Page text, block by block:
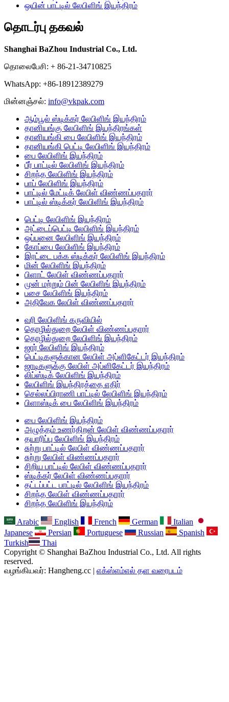
ஒயின் பாட்டில் லேபிளிங் இயந்திரம்
தொடர்பு தகவல்
Shanghai BaZhou Industrial Co., Ltd.
தொலைபேசி: + 86-21-34710825
WhatsApp: +86-18912389279
மின்னஞ்சல்: info@vkpak.com
ஆம்பூல் ஸ்டிக்கர் லேபிளிங் இயந்திரம்
தானியங்கு லேபிளிங் இயந்திரங்கள்
தானியங்கி பை லேபிளிங் இயந்திரம்
தானியங்கி பெட்டி லேபிளிங் இயந்திரம்
பை லேபிளிங் இயந்திரம்
பீர் பாட்டில் லேபிளிங் இயந்திரம்
சிறந்த லேபிளிங் இயந்திரம்
பாப் லேபிளிங் இயந்திரம்
பாட்டில் மேட்டிக் லேபிள் விண்ணப்பதாரர்
பாட்டில் ஸ்டிக்கர் லேபிளிங் இயந்திரம்
பெட்டி லேபிளிங் இயந்திரம்
அட்டைப்பெட்டி லேபிளிங் இயந்திரம்
ஒப்பனை லேபிளிங் இயந்திரம்
கோப்பை லேபிளிங் இயந்திரம்
இரட்டை பக்க ஸ்டிக்கர் லேபிளிங் இயந்திரம்
மின் லேபிளிங் இயந்திரம்
பிளாட் லேபிள் விண்ணப்பதாரர்
முன் மற்றும் பின் லேபிளிங் இயந்திரம்
பசை லேபிளிங் இயந்திரம்
அதிவேக லேபிள் விண்ணப்பதாரர்
வரி லேபிளிங் கருவியில்
தொழில்துறை லேபிள் விண்ணப்பதாரர்
தொழில்துறை லேபிளிங் இயந்திரம்
ஜார் லேபிளிங் இயந்திரம்
பெட்டிகளுக்கான லேபிள் அப்ளிகேட்டர் இயந்திரம்
ஜாடிகளுக்கு லேபிள் அப்ளிகேட்டர் இயந்திரம்
லிப்ஸ்டிக் லேபிளிங் இயந்திரம்
லேபிளிங் இயந்திரத்தை எதிர்
செல்லப்பிராணி பாட்டில் லேபிளிங் இயந்திரம்
பிளாஸ்டிக் பை லேபிளிங் இயந்திரம்
பை லேபிளிங் இயந்திரம்
அழுத்தம் உணர்திறன் லேபிள் விண்ணப்பதாரர்
தயாரிப்பு லேபிளிங் இயந்திரம்
சுற்று பாட்டில் லேபிள் விண்ணப்பதாரர்
சுற்று லேபிள் விண்ணப்பதாரர்
சிறிய பாட்டில் லேபிள் விண்ணப்பதாரர்
ஸ்டிக்கர் லேபிள் விண்ணப்பதாரர்
தட்டப்பட்ட பாட்டில் லேபிளிங் இயந்திரம்
சிறந்த லேபிள் விண்ணப்பதாரர்
சிறந்த லேபிளிங் இயந்திரம்
Arabic English French German
Italian
Japanese
Persian Portuguese Russian
Spanish
Turkish
Thai
Copyright © Shanghai BaZhou Industrial Co., Ltd. All rights
reserved.
வழங்கியவர்: Hangheng.cc | எக்ஸ்எம்எல் தள வரைபடம்